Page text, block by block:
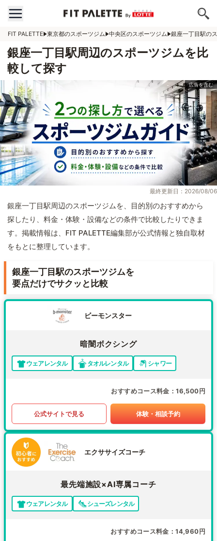
FIT PALETTE 東京都のスポーツジム 中央区のスポーツジム 銀座一丁目駅の
銀座一丁目駅周辺のスポーツジムを比
較して探す
最終更新日：2026/08/06
銀座一丁目駅周辺のスポーツジムを、目的別のおすすめから
探したり、料金・体験・設備などの条件で比較したりできま
す。掲載情報は、FIT PALETTE編集部が公式情報と独自取材
をもとに整理しています。
銀座一丁目駅のスポーツジムを
要点だけでサクッと比較
ビーモンスター
暗闇ボクシング
ウェアレンタル タオルレンタル シャワー
おすすめコース料金 16,500円
公式サイトで見る 体験・相談予約
エクササイズコーチ
最先端施設×AI専属コーチ
ウェアレンタル シューズレンタル
おすすめコース料金 14,960円